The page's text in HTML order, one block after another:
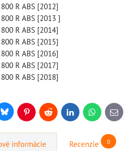
R ABS [2012]
R ABS [2013 ]
R ABS [2014]
R ABS [2015]
R ABS [2016]
R ABS [2017]
R ABS [2018]
BlueskyPinterestReddit LinkedInWhatsApp
E-
mail
informácie Recenzie 0
digitálnym
voltmetrom + power